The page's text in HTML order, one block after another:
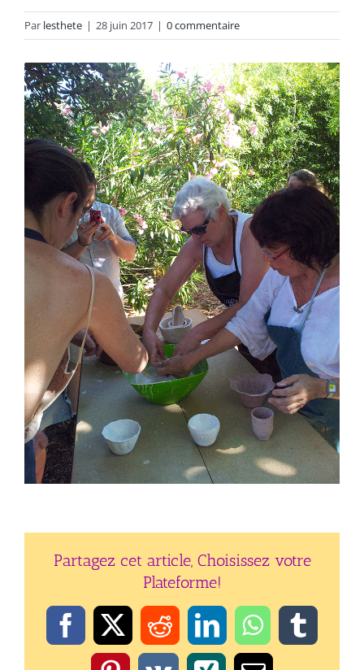
Par lesthete | 28 juin 2017 | 0 commentaire
Partagez cet article, Choisissez votre
Plateforme!
Facebook
X RedditLinkedInWhatsApp